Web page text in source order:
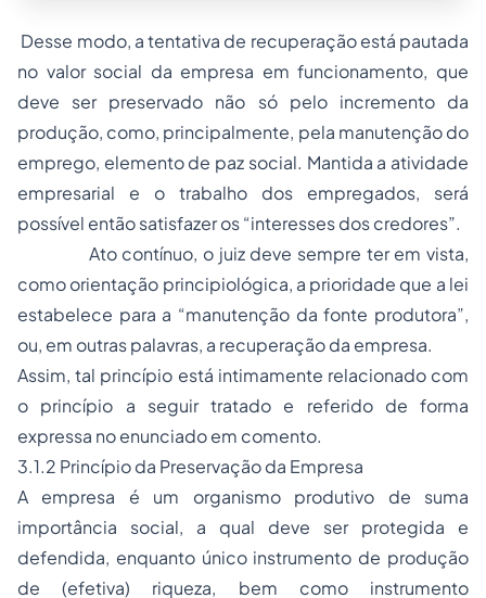
Desse modo, a tentativa de recuperação está pautada
no valor social da empresa em funcionamento, que
deve ser preservado não só pelo incremento da
produção, como, principalmente, pela manutenção do
emprego, elemento de paz social. Mantida a atividade
empresarial e o trabalho dos empregados, será
possível então satisfazer os “interesses dos credores”.
Ato contínuo, o juiz deve sempre ter em vista,
como orientação principiológica, a prioridade que a lei
estabelece para a “manutenção da fonte produtora”,
ou, em outras palavras, a recuperação da empresa.
Assim, tal princípio está intimamente relacionado com
o princípio a seguir tratado e referido de forma
expressa no enunciado em comento.
3.1.2 Princípio da Preservação da Empresa
A empresa é um organismo produtivo de suma
importância social, a qual deve ser protegida e
defendida, enquanto único instrumento de produção
de (efetiva) riqueza, bem como instrumento